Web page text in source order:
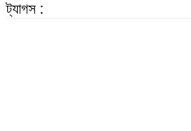
ট্যাগস :